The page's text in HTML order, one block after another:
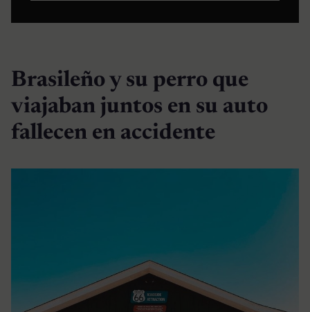
Brasileño y su perro que
viajaban juntos en su auto
fallecen en accidente